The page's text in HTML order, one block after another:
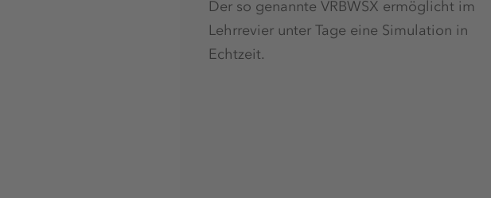
Der so genannte VRBWSX ermöglicht im
Lehrrevier unter Tage eine Simulation in
Echtzeit.